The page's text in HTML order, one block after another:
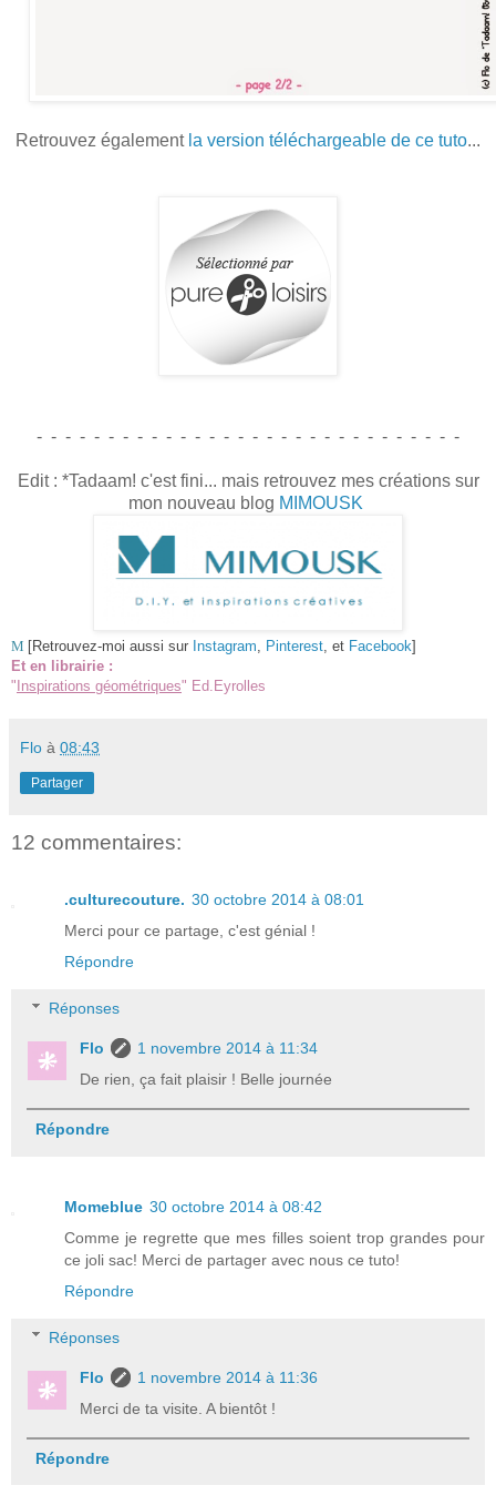
Retrouvez également la version téléchargeable de ce tuto...
- - - - - - - - - - - - - - - - - - - - - - - - - - - - - -
Edit : *Tadaam! c'est fini... mais retrouvez mes créations sur
mon nouveau blog MIMOUSK
M [Retrouvez-moi aussi sur Instagram, Pinterest, et Facebook]
Et en librairie :
" Inspirations géométriques" Ed.Eyrolles
Flo à 08:43
Partager
12 commentaires:
.culturecouture. 30 octobre 2014 à 08:01
Merci pour ce partage, c'est génial !
Répondre
Réponses
Flo
1 novembre 2014 à 11:34
De rien, ça fait plaisir ! Belle journée
Répondre
Momeblue 30 octobre 2014 à 08:42
Comme je regrette que mes filles soient trop grandes pour
ce joli sac! Merci de partager avec nous ce tuto!
Répondre
Réponses
Flo
1 novembre 2014 à 11:36
Merci de ta visite. A bientôt !
Répondre